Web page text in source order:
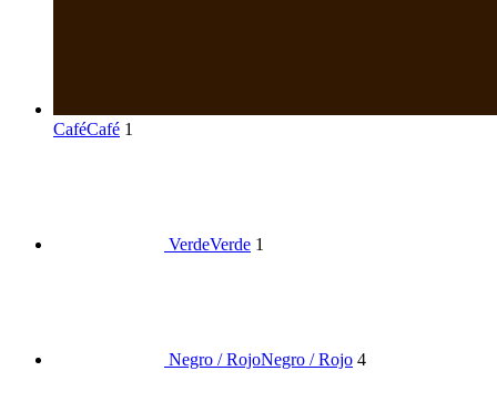
CaféCafé 1
VerdeVerde 1
Negro / RojoNegro / Rojo 4